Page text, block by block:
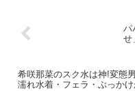
パ
せ
希咲那菜のスク水は神!変態
濡れ水着・フェラ・ぶっか